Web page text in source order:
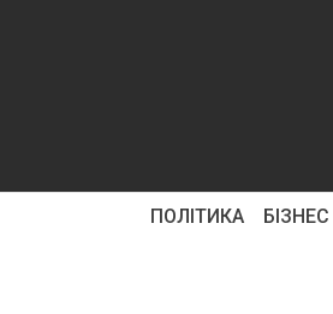
ПОЛІТИКА БІЗНЕС